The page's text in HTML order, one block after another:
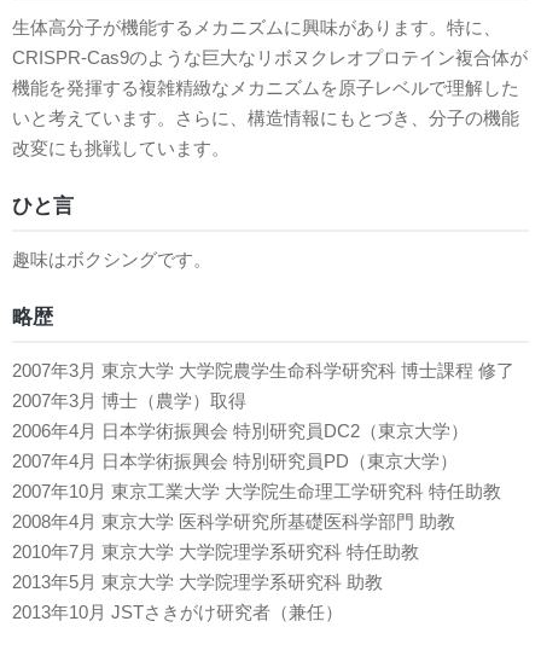
生体高分子が機能するメカニズムに興味があります。特に、
CRISPR-Cas9のような巨大なリボヌクレオプロテイン複合体が
機能を発揮する複雑精緻なメカニズムを原子レベルで理解した
いと考えています。さらに、構造情報にもとづき、分子の機能
改変にも挑戦しています。
ひと言
趣味はボクシングです。
略歴
2007年3月 東京大学 大学院農学生命科学研究科 博士課程 修了
2007年3月 博士（農学）取得
2006年4月 日本学術振興会 特別研究員DC2（東京大学）
2007年4月 日本学術振興会 特別研究員PD（東京大学）
2007年10月 東京工業大学 大学院生命理工学研究科 特任助教
2008年4月 東京大学 医科学研究所基礎医科学部門 助教
2010年7月 東京大学 大学院理学系研究科 特任助教
2013年5月 東京大学 大学院理学系研究科 助教
2013年10月 JSTさきがけ研究者（兼任）